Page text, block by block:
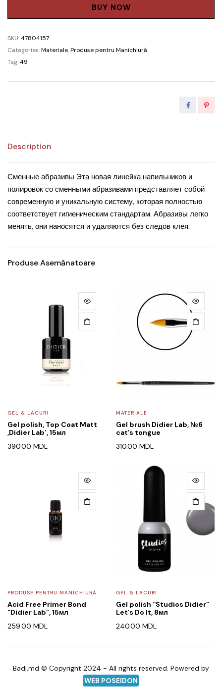
Lab
180
quantity
BUY NOW
SKU:47804157
Categories:Materiale,Produse pentru Manichiură
Tag:49
Description
Сменные абразивы Эта новая линейка напильников и
полировок со сменными абразивами представляет собой
современную и уникальную систему, которая полностью
соответствует гигиеническим стандартам. Абразивы легко
менять, они наносятся и удаляются без следов клея.
Produse Asemănatoare
GEL & LACURI
Gel polish, Top Coat Matt
,Didier Lab’, 15мл
390.00 MDL
MATERIALE
Gel brush Didier Lab, №6
cat’s tongue
310.00 MDL
PRODUSE PENTRU MANICHIURĂ
Acid Free Primer Bond
“Didier Lab”, 15мл
259.00 MDL
GEL & LACURI
Gel polish “Studios Didier”
Let’s Do It, 8мл
240.00 MDL
Badi.md © Copyright 2024 - All rights reserved. Powered by
WEB POSEIDON